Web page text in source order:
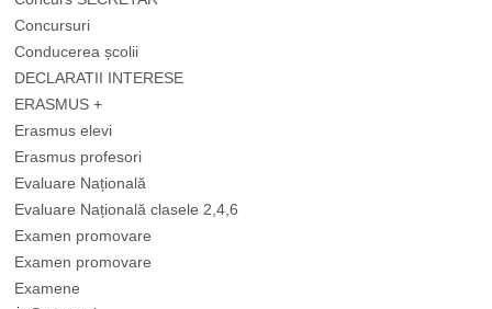
Concursuri
Conducerea școlii
DECLARATII INTERESE
ERASMUS +
Erasmus elevi
Erasmus profesori
Evaluare Națională
Evaluare Națională clasele 2,4,6
Examen promovare
Examen promovare
Examene